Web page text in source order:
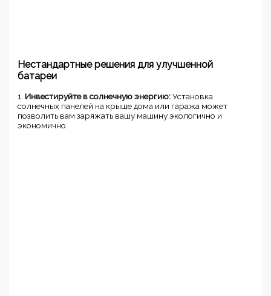
Нестандартные решения для улучшенной
батареи
1. Инвестируйте в солнечную энергию:Установка
солнечных панелей на крыше дома или гаража может
позволить вам заряжать вашу машину экологично и
экономично.